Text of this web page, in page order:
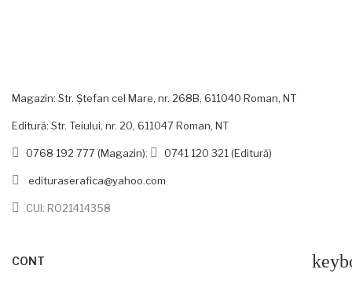
Magazin: Str. Ștefan cel Mare, nr. 268B, 611040 Roman, NT
Editură: Str. Teiului, nr. 20, 611047 Roman, NT
0768 192 777 (Magazin); 0741 120 321 (Editură)
edituraserafica@yahoo.com
CUI: RO21414358
CONT